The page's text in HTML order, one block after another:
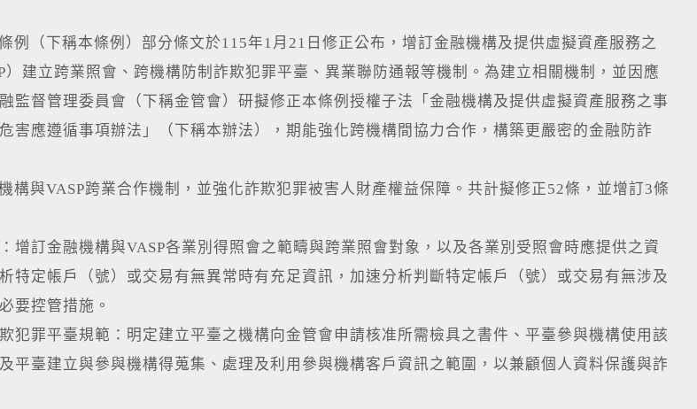
（下稱本條例）部分條文於115年1月21日修正公布，增訂金融機構及提供虛擬資產服務之
）建立跨業照會、跨機構防制詐欺犯罪平臺、異業聯防通報等機制。為建立相關機制，並因應
監督管理委員會（下稱金管會）研擬修正本條例授權子法「金融機構及提供虛擬資產服務之事
害應遵循事項辦法」（下稱本辦法），期能強化跨機構間協力合作，構築更嚴密的金融防詐
與VASP跨業合作機制，並強化詐欺犯罪被害人財產權益保障。共計擬修正52條，並增訂3條
增訂金融機構與VASP各業別得照會之範疇與跨業照會對象，以及各業別受照會時應提供之資
特定帳戶（號）或交易有無異常時有充足資訊，加速分析判斷特定帳戶（號）或交易有無涉及
要控管措施。
犯罪平臺規範：明定建立平臺之機構向金管會申請核准所需檢具之書件、平臺參與機構使用該
平臺建立與參與機構得蒐集、處理及利用參與機構客戶資訊之範圍，以兼顧個人資料保護與詐